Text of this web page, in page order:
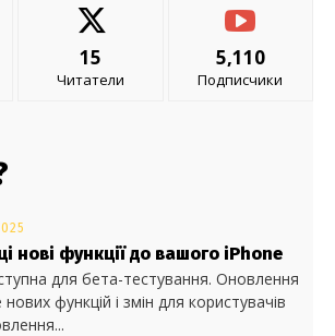
15
Читатели
5,110
Подписчики
нові функції до вашого iPhone
для бета-тестування. Оновлення
функцій і змін для користувачів